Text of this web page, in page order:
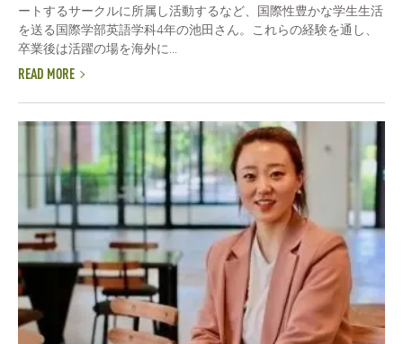
ートするサークルに所属し活動するなど、国際性豊かな学生生活
を送る国際学部英語学科4年の池田さん。これらの経験を通し、
卒業後は活躍の場を海外に...
READ MORE